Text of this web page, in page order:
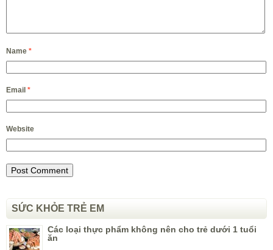
Name *
Email *
Website
SỨC KHỎE TRẺ EM
Các loại thực phẩm không nên cho trẻ dưới 1 tuổi
ăn